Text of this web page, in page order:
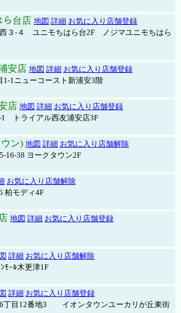
ら台店 地図 詳細 お気に入り店舗登録
３-４ ユニモちはら台2F ノジマユニモちはら
安店 地図 詳細 お気に入り店舗登録
1-1ニューコースト新浦安3階
店 地図 詳細 お気に入り店舗登録
1 トライアル西友浦安店3F
ン) 地図 詳細 お気に入り店舗解除
16-38 ヨークタウン2F
お気に入り店舗解除
柏モディ4F
地図 詳細 お気に入り店舗登録
詳細 お気に入り店舗解除
ｰﾙ木更津1F
詳細 お気に入り店舗登録
6丁目12番地3 イオンタウンユーカリが丘東街